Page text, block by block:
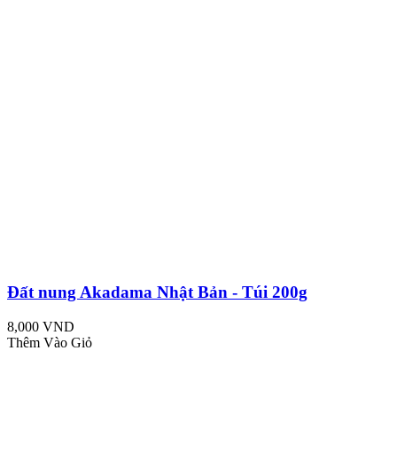
Đất nung Akadama Nhật Bản - Túi 200g
8,000 VND
Thêm Vào Giỏ